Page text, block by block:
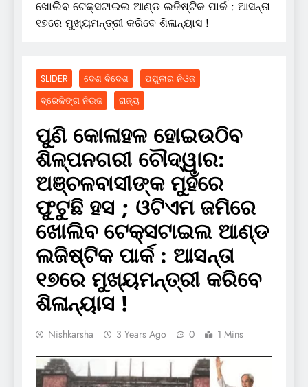
ଖୋଲିବ ଟେକ୍ସଟାଇଲ ଆଣ୍ଡ ଲଜିଷ୍ଟିକ ପାର୍କ : ଆସନ୍ତା
୧୭ରେ ମୁଖ୍ୟମନ୍ତ୍ରୀ କରିବେ ଶିଳାନ୍ୟାସ !
SLIDER ଦେଶ ବିଦେଶ
ପପୁଲାର ନିଓଜ
ବ୍ରେକିଙ୍ଗ ନିଉଜ
ରାଜ୍ୟ
ପୁଣି କୋଳାହଳ ହୋଇଉଠିବ
ଶିଳ୍ପନଗରୀ ଚୌଦ୍ୱାର:
ଅଞ୍ଚଳବାସୀଙ୍କ ମୁହଁରେ
ଫୁଟୁଛି ହସ ; ଓଟିଏମ ଜମିରେ
ଖୋଲିବ ଟେକ୍ସଟାଇଲ ଆଣ୍ଡ
ଲଜିଷ୍ଟିକ ପାର୍କ : ଆସନ୍ତା
୧୭ରେ ମୁଖ୍ୟମନ୍ତ୍ରୀ କରିବେ
ଶିଳାନ୍ୟାସ !
Nishkarsha 3 Years Ago 0 1 Mins